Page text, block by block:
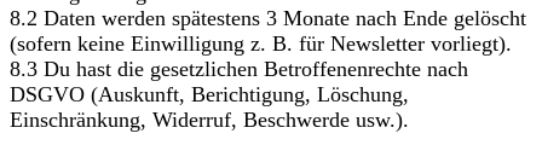
8.2 Daten werden spätestens 3 Monate nach Ende gelöscht
(sofern keine Einwilligung z. B. für Newsletter vorliegt).
8.3 Du hast die gesetzlichen Betroffenenrechte nach
DSGVO (Auskunft, Berichtigung, Löschung,
Einschränkung, Widerruf, Beschwerde usw.).